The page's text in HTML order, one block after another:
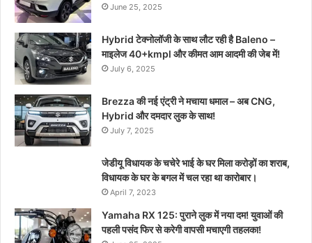
June 25, 2025
Hybrid टेक्नोलॉजी के साथ लौट रही है Baleno –
माइलेज 40+kmpl और कीमत आम आदमी की जेब में!
July 6, 2025
Brezza की नई एंट्री ने मचाया धमाल – अब CNG,
Hybrid और दमदार लुक के साथ!
July 7, 2025
जेडीयू विधायक के चचेरे भाई के घर मिला करोड़ों का शराब,
विधायक के घर के बगल में चल रहा था कारोबार।
April 7, 2023
Yamaha RX 125: पुराने लुक में नया दम! युवाओं की
पहली पसंद फिर से करेगी वापसी मचाएगी तहलका!